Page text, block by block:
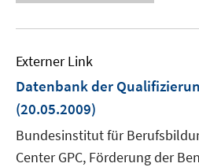
Externer Link
Datenbank der
(20.05.2009)
Bundesinstitut für
Center GPC, Förderung der